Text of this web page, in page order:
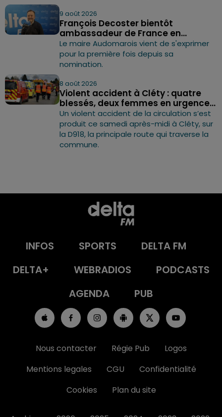
9 août 2026
François Decoster bientôt
ambassadeur de France en...
Le maire Audomarois vient de s'exprimer
pour la première fois depuis sa
nomination.
8 août 2026
Violent accident à Cléty : quatre
blessés, deux femmes en urgence...
Un violent accident de la circulation s’est
produit ce samedi après-midi à Cléty, sur
la D918, la principale route qui traverse la
commune.
INFOS SPORTS
DELTA FM
DELTA+
WEBRADIOS
PODCASTS
AGENDA
PUB
Nous contacter Régie Pub
Logos
Mentions legales
CGU
Confidentialité
Cookies
Plan du site